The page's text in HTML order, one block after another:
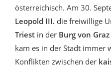
österreichisch. Am 30.
Leopold III. die freiwillige
Triest in der Burg von Graz
kam es in der Stadt immer
Konflikten zwischen der